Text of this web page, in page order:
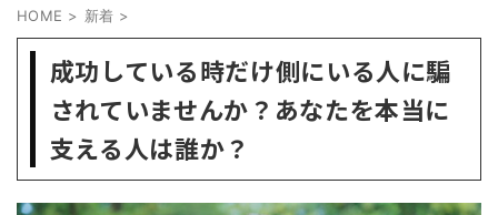
HOME > 新着 >
成功している時だけ側にいる人に騙
されていませんか？あなたを本当に
支える人は誰か？